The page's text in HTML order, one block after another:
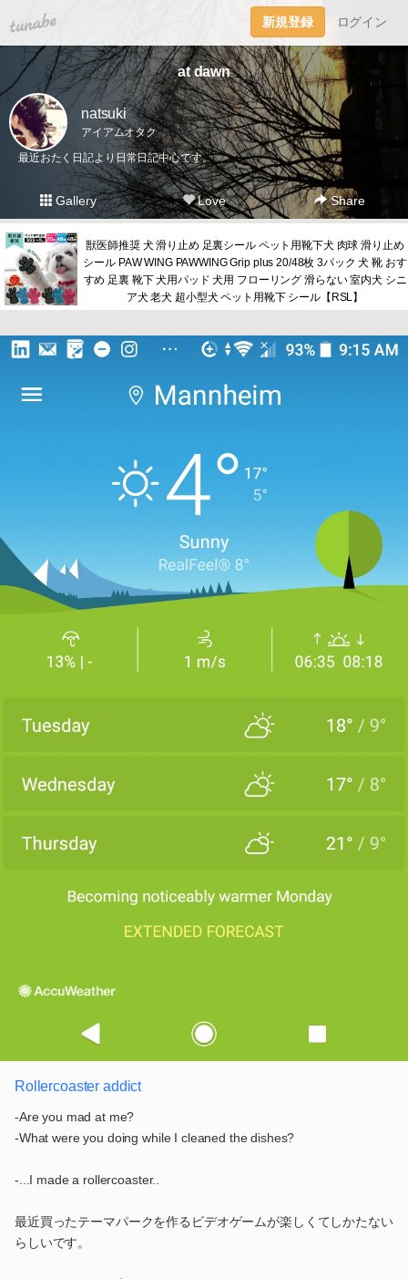
tuna.be 新規登録 ログイン
at dawn
natsuki
アイアムオタク
最近おたく日記より日常日記中心です。
Gallery Love Share
獣医師推奨 犬 滑り止め 足裏シール ペット用靴下犬 肉球 滑り止め
シール PAW WING PAWWING Grip plus 20/48枚 3パック 犬 靴 おす
すめ 足裏 靴下 犬用パッド 犬用 フローリング 滑らない 室内犬 シニ
ア犬 老犬 超小型犬 ペット用靴下 シール【RSL】
Rollercoaster addict
-Are you mad at me?
-What were you doing while I cleaned the dishes?
-...I made a rollercoaster..
最近買ったテーマパークを作るビデオゲームが楽しくてしかたない
らしいです。